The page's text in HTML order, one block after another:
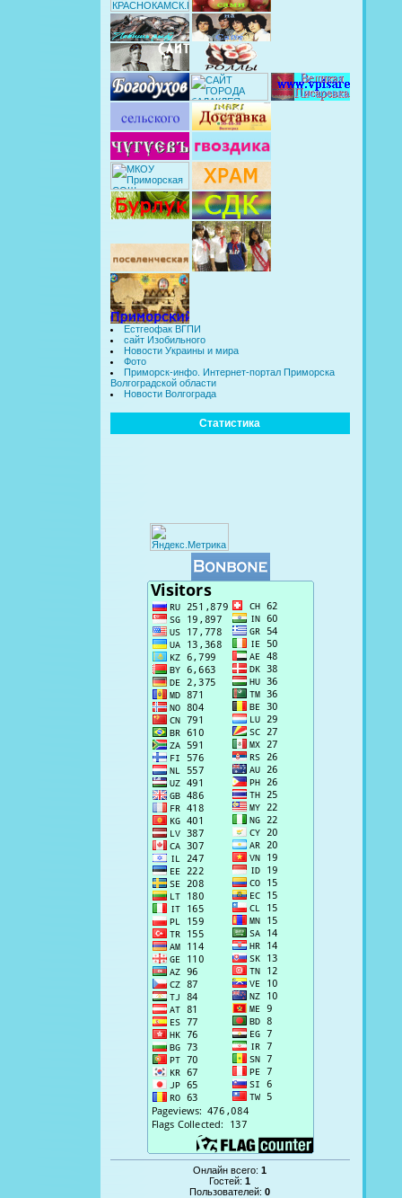
Естгеофак ВГПИ
сайт Изобильного
Новости Украины и мира
Фото
Приморск-инфо. Интернет-портал Приморска
Волгоградской области
Новости Волгограда
Статистика
Онлайн всего:1
Гостей:1
Пользователей:0